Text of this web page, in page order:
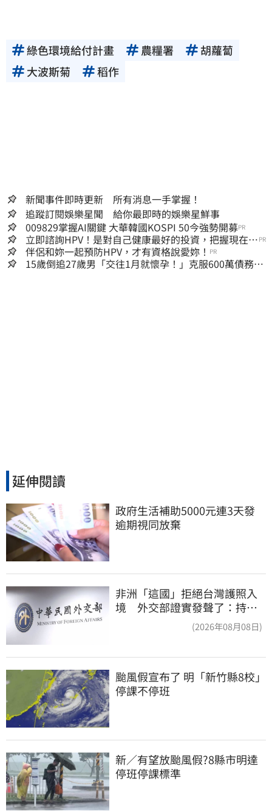
綠色環境給付計畫 農糧署
胡蘿蔔
大波斯菊
稻作
新聞事件即時更新 所有消息一手掌握！
追蹤訂閱娛樂星聞 給你最即時的娛樂星鮮事
009829掌握AI關鍵 大華韓國KOSPI 50今強勢開募PR
立即諮詢HPV！是對自己健康最好的投資，把握現在不
嫌晚！
PR
伴侶和妳一起預防HPV，才有資格說愛妳！ PR
15歲倒追27歲男「交往1月就懷孕！」克服600萬債務
延伸閱讀
政府生活補助5000元連3天發
逾期視同放棄
非洲「這國」拒絕台灣護照入
境 外交部證實發聲了：持續
(2026年08月08日)
颱風假宣布了 明「新竹縣8校」
停課不停班
新／有望放颱風假?8縣市明達
停班停課標準